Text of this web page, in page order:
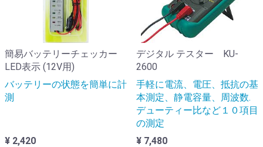
簡易バッテリーチェッカー
LED表示 (12V用)
バッテリーの状態を簡単に計
測
¥ 2,420
デジタル テスター KU-
2600
手軽に電流、電圧、抵抗の基
本測定、静電容量、周波数.
デューティー比など１０項目
の測定
¥ 7,480